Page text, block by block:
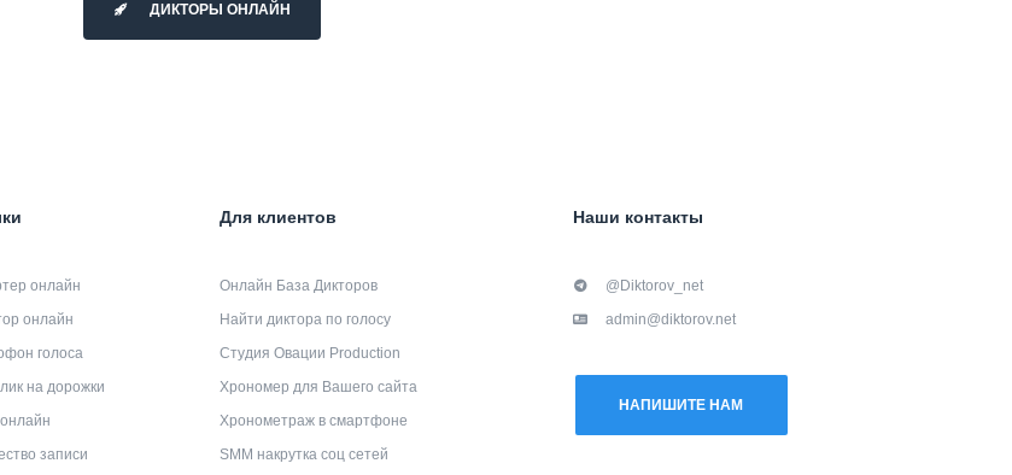
ДИКТОРЫ ОНЛАЙН
онлайн
онлайн
голоса
на дорожки
онлайн
записи
Для клиентов
Онлайн База Дикторов
Найти диктора по голосу
Студия Овации Production
Хрономер для Вашего сайта
Хронометраж в смартфоне
SMM накрутка соц сетей
Наши контакты
@Diktorov_net
admin@diktorov.net
НАПИШИТЕ НАМ